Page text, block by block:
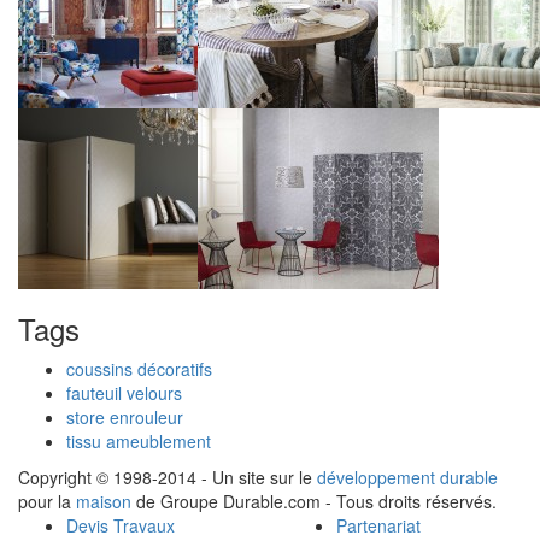
Tags
coussins décoratifs
fauteuil velours
store enrouleur
tissu ameublement
Copyright © 1998-2014 - Un site sur le développement durable
pour la maison de Groupe Durable.com - Tous droits réservés.
Devis Travaux
Partenariat